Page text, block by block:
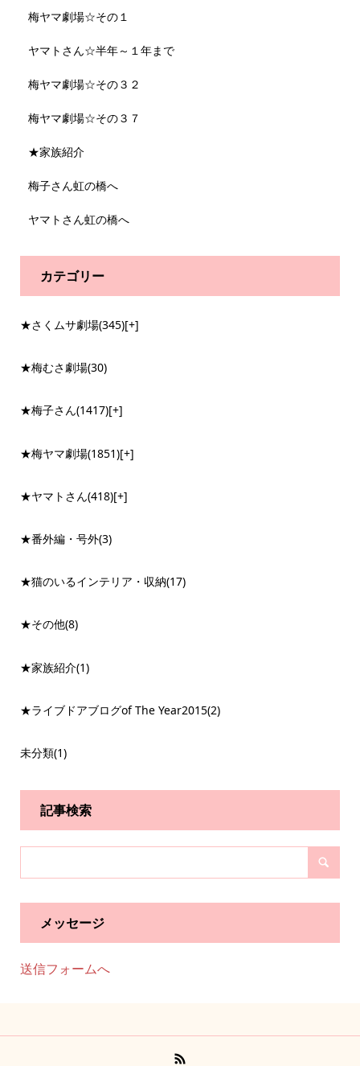
梅ヤマ劇場☆その１
ヤマトさん☆半年～１年まで
梅ヤマ劇場☆その３２
梅ヤマ劇場☆その３７
★家族紹介
梅子さん虹の橋へ
ヤマトさん虹の橋へ
カテゴリー
★さくムサ劇場(345)[+]
★梅むさ劇場(30)
★梅子さん(1417)[+]
★梅ヤマ劇場(1851)[+]
★ヤマトさん(418)[+]
★番外編・号外(3)
★猫のいるインテリア・収納(17)
★その他(8)
★家族紹介(1)
★ライブドアブログof The Year2015(2)
未分類(1)
記事検索
メッセージ
送信フォームへ